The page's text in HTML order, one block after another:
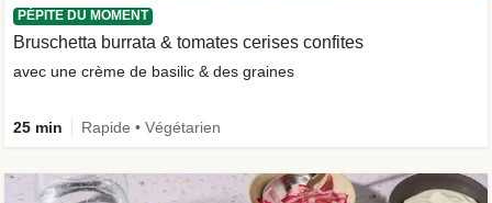
PÉPITE DU MOMENT
Bruschetta burrata & tomates cerises confites
avec une crème de basilic & des graines
25 min Rapide • Végétarien